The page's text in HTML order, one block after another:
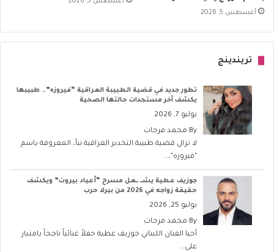
أغسطس 5, 2026
تريندينج
تطور جديد في قضية الطبيبة العراقية “فيروزه”… طبيبها
يكشف آخر مستجدات حالتها الصحية
يوليو 7, 2026
By محمد فرحات
لا تزال قضية طبيبة التخدير العراقية نبأ، المعروفة باسم
"فيروزه"،...
جوزيف عطية يشــ ــعل مسرح “أعياد بيروت” ويكشف
حقيقة زواجه في 2026 من بيرلا حرب
يوليو 25, 2026
By محمد فرحات
أحيا الفنان اللبناني جوزيف عطية حفلاً غنائياً ناجحاً بامتياز
على...